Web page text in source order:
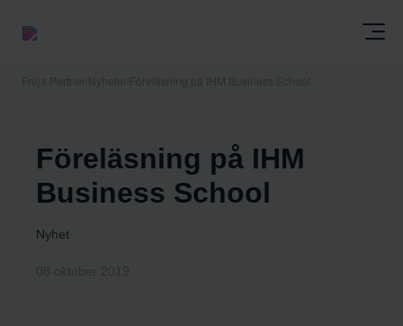
Freja Partner Nyheter Föreläsning på IHM Business School
Föreläsning på IHM
Business School
Nyhet
08 oktober 2019